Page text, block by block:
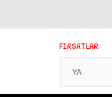
FIRSATLAR